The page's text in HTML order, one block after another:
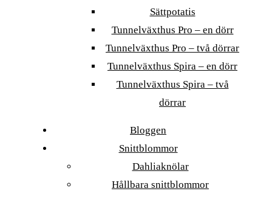
Sättpotatis
Tunnelväxthus Pro – en dörr
Tunnelväxthus Pro – två dörrar
Tunnelväxthus Spira – en dörr
Tunnelväxthus Spira – två
dörrar
Bloggen
Snittblommor
Dahliaknölar
Hållbara snittblommor